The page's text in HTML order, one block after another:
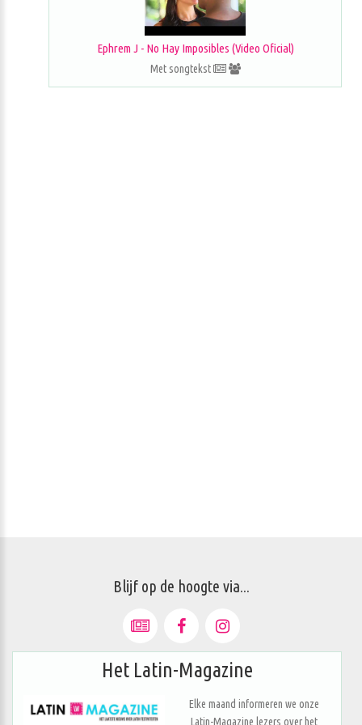
Ephrem J - No Hay Imposibles (Video Oficial)
Met songtekst
Blijf op de hoogte via...
Het Latin-Magazine
Elke maand informeren we onze
Latin-Magazine lezers over het